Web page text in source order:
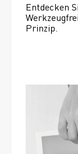
Entdecken
Prinzip.